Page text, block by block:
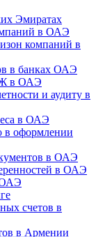
Эмиратах
в ОАЭ
компаний в
в банках ОАЭ
в ОАЭ
и аудиту в
в ОАЭ
в оформлении
в ОАЭ
в ОАЭ
ОАЭ
счетов в
в Армении